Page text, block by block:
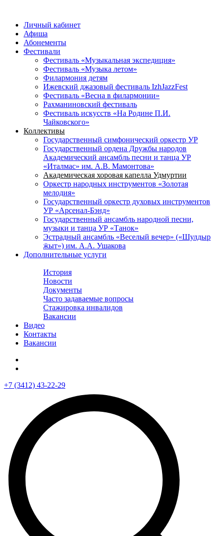
Личный кабинет
Афиша
Абонементы
Фестивали
Фестиваль «Музыкальная экспедиция»
Фестиваль «Музыка летом»
Филармония детям
Ижевский джазовый фестиваль IzhJazzFest
Фестиваль «Весна в филармонии»
Рахманиновский фестиваль
Фестиваль искусств «На Родине П.И.
Чайковского»
Коллективы
Государственный симфонический оркестр УР
Государственный ордена Дружбы народов
Академический ансамбль песни и танца УР
«Италмас» им. А.В. Мамонтова»
Академическая хоровая капелла Удмуртии
Оркестр народных инструментов «Золотая
мелодия»
Государственный оркестр духовых инструментов
УР «Арсенал-Бэнд»
Государственный ансамбль народной песни,
музыки и танца УР «Танок»
Эстрадный ансамбль «Веселый вечер» («Шулдыр
ӝыт») им. А.А. Ушакова
Дополнительные услуги
История
Новости
Документы
Часто задаваемые вопросы
Стажировка инвалидов
Вакансии
Видео
Контакты
Вакансии
+7 (3412) 43-22-29